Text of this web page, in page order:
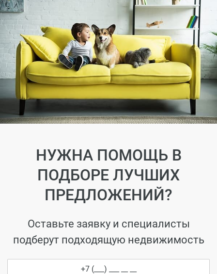
НУЖНА ПОМОЩЬ В
ПОДБОРЕ ЛУЧШИХ
ПРЕДЛОЖЕНИЙ?
Оставьте заявку и специалисты
подберут подходящую недвижимость